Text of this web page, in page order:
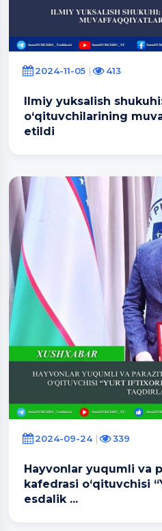
2024-11-05 413
Ilmiy yuksalish
o‘qituvchilarining
etildi
2024-09-24 339
Hayvonlar yuqumli va
kafedrasi o‘qituvchisi
esdalik ...